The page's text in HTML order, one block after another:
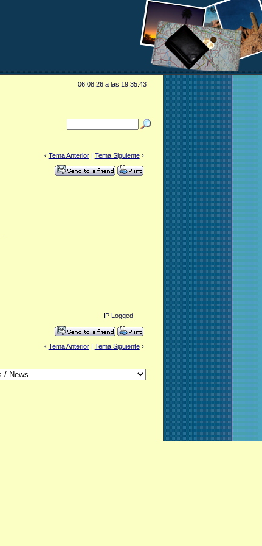
06.08.26 a las 19:35:43
‹ Tema Anterior| Tema Siguiente›
IP Logged
‹ Tema Anterior| Tema Siguiente›